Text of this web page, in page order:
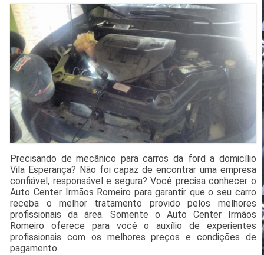
Precisando de mecânico para carros da ford a domicílio
Vila Esperança? Não foi capaz de encontrar uma empresa
confiável, responsável e segura? Você precisa conhecer o
Auto Center Irmãos Romeiro para garantir que o seu carro
receba o melhor tratamento provido pelos melhores
profissionais da área. Somente o Auto Center Irmãos
Romeiro oferece para você o auxílio de experientes
profissionais com os melhores preços e condições de
pagamento.